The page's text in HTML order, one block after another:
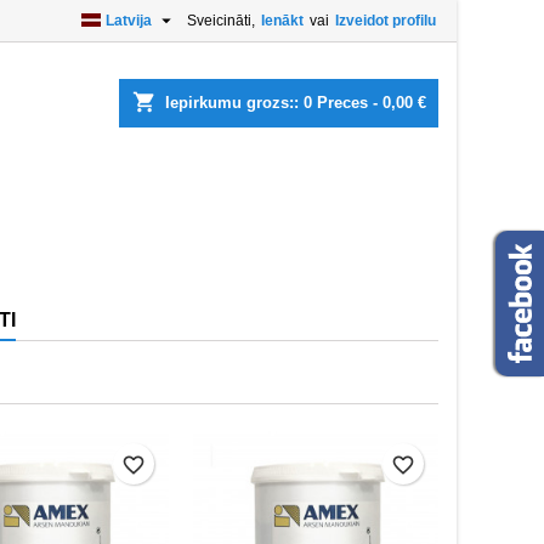
Sveicināti, Ienākt vai Izveidot profilu
Latvija 
shopping_cart Iepirkumu grozs:: 0 Preces - 0,00 €
favorite_border favorite_border